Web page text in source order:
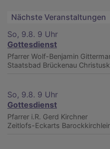
Nächste Veranstaltungen
So, 9.8. 9 Uhr
Gottesdienst
Pfarrer Wolf-Benjamin
Staatsbad Brückenau
So, 9.8. 9 Uhr
Gottesdienst
Pfarrer i.R. Gerd Kirchner
Zeitlofs-Eckarts